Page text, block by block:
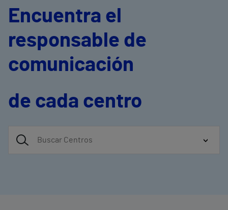
Encuentra el
responsable de
comunicación
de cada centro